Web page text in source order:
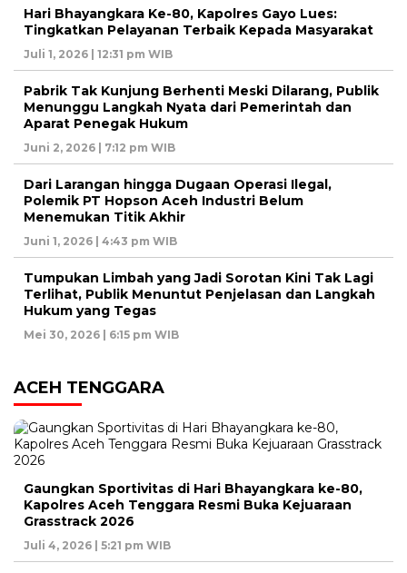
Hari Bhayangkara Ke-80, Kapolres Gayo Lues:
Tingkatkan Pelayanan Terbaik Kepada Masyarakat
Juli 1, 2026 | 12:31 pm WIB
Pabrik Tak Kunjung Berhenti Meski Dilarang, Publik
Menunggu Langkah Nyata dari Pemerintah dan
Aparat Penegak Hukum
Juni 2, 2026 | 7:12 pm WIB
Dari Larangan hingga Dugaan Operasi Ilegal,
Polemik PT Hopson Aceh Industri Belum
Menemukan Titik Akhir
Juni 1, 2026 | 4:43 pm WIB
Tumpukan Limbah yang Jadi Sorotan Kini Tak Lagi
Terlihat, Publik Menuntut Penjelasan dan Langkah
Hukum yang Tegas
Mei 30, 2026 | 6:15 pm WIB
ACEH TENGGARA
Gaungkan Sportivitas di Hari Bhayangkara ke-80,
Kapolres Aceh Tenggara Resmi Buka Kejuaraan
Grasstrack 2026
Juli 4, 2026 | 5:21 pm WIB